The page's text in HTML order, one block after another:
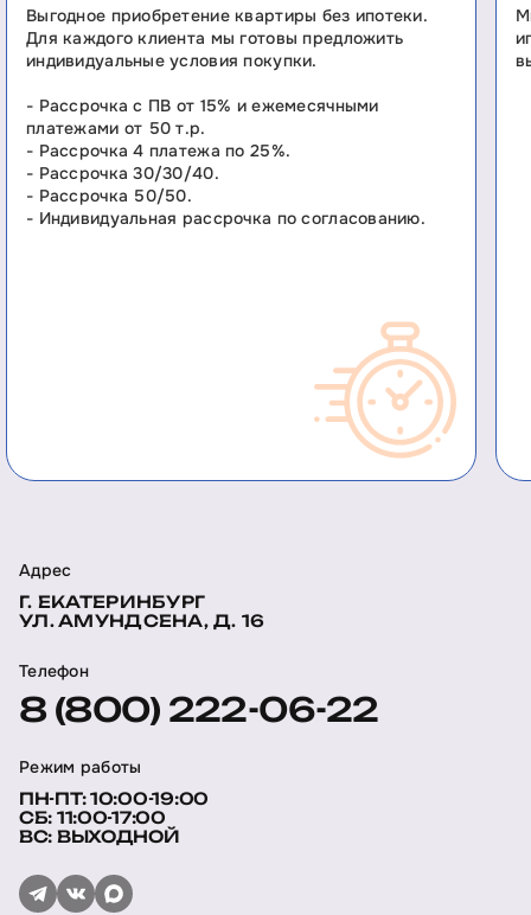
Выгодное приобретение квартиры без ипотеки.
Для каждого клиента мы готовы предложить
индивидуальные условия покупки.
- Рассрочка с ПВ от 15% и ежемесячными
платежами от 50 т.р.
- Рассрочка 4 платежа по 25%.
- Рассрочка 30/30/40.
- Рассрочка 50/50.
- Индивидуальная рассрочка по согласованию.
Адрес
Г. ЕКАТЕРИНБУРГ
УЛ. АМУНДСЕНА, Д. 16
Телефон
8 (800) 222-06-22
Режим работы
ПН-ПТ: 10:00-19:00
СБ: 11:00-17:00
ВС: ВЫХОДНОЙ